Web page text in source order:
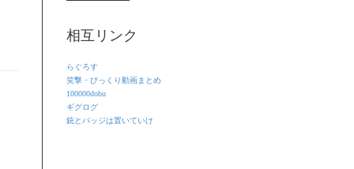
相互リンク
らぐろす
笑撃・びっくり動画まとめ
100000dobu
ギグログ
銃とバッジは置いていけ